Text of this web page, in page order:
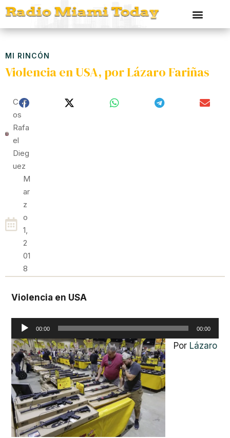
MI RINCÓN
Violencia en USA, por Lázaro Fariñas
Carl
Os
Rafa
El
Dieg
Uez
M
Ar
Z
O
1,
2
01
8
Violencia en USA
Reproductor
de
audio
00:00 00:00
Por Lázaro